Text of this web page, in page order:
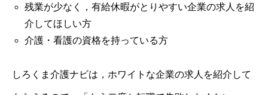
残業が少なく，有給休暇がとりやすい企業の求人を紹
介してほしい方
介護・看護の資格を持っている方
しろくま介護ナビは，ホワイトな企業の求人を紹介して